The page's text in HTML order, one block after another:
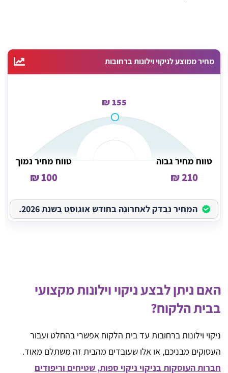
מחיר ממוצע לניקוי וילונות ברחובות
155 ₪
טווח מחיר גבוה
210 ₪
טווח מחיר נמוך
100 ₪
המחיר נבדק לאחרונה בחודש אוגוסט בשנת 2026.
האם ניתן לבצע ניקוי וילונות מקצועי
בבית הלקוח?
ניקוי וילונות ברחובות עד בית הלקוח אפשרי בהחלט ועבור
העסוקים מבניכם, או אלו שעובדים מהבית זה משתלם מאוד.
חברות העוסקות בניקוי ניקוי ספות, שטיחים וריפודים